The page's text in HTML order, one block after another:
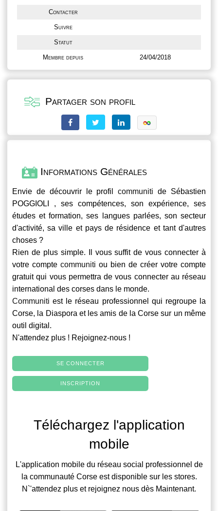
Contacter
Suivre
Statut
Membre depuis 24/04/2018
Partager son profil
Informations Générales
Envie de découvrir le profilcommuniti de Sébastien
POGGIOLI , ses compétences, son expérience, ses
études et formation, ses langues parlées, son secteur
d'activité, sa ville et pays de résidence et tant d'autres
choses ?
Rien de plus simple. Il vous suffit de vous connecter à
votre compte communiti ou bien de créer votre compte
gratuit qui vous permettra de vous connecter au réseau
international des corses dans le monde.
Communiti est le réseau professionnel qui regroupe la
Corse, la Diaspora et les amis de la Corse sur un même
outil digital.
N'attendez plus ! Rejoignez-nous !
SE CONNECTER
INSCRIPTION
Téléchargez l'application
mobile
L'application mobile du réseau social professionnel de
la communauté Corse est disponible sur les stores.
N`'attendez plus et rejoignez nous dès Maintenant.